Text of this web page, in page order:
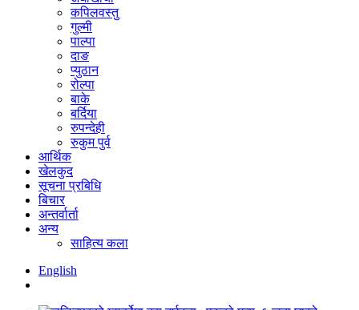
कपिलवस्तु
गुल्मी
पाल्पा
दाङ
प्युठान
रोल्पा
बाके
बर्दिया
रुपन्देही
रुकुम पुर्व
आर्थिक
खेलकुद
सूचना प्रबिधि
बिचार
अन्तर्वार्ता
अन्य
साहित्य कला
English